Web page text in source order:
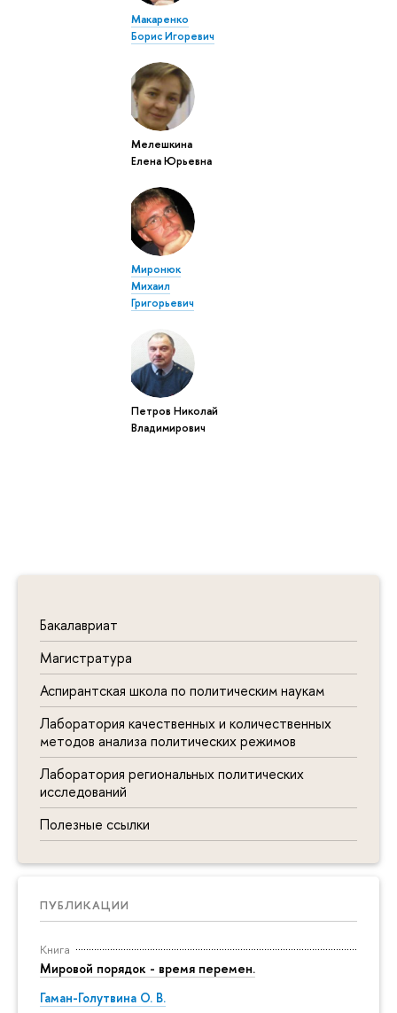
Бакалавриат
Магистратура
Аспирантская школа по политическим наукам
Лаборатория качественных и количественных
методов анализа политических режимов
Лаборатория региональных политических
исследований
Полезные ссылки
ПУБЛИКАЦИИ
Книга
Мировой порядок - время перемен.
Гаман-Голутвина О. В.
Макаренко
Борис Игоревич
Мелешкина
Елена Юрьевна
Миронюк
Михаил
Григорьевич
Петров Николай
Владимирович